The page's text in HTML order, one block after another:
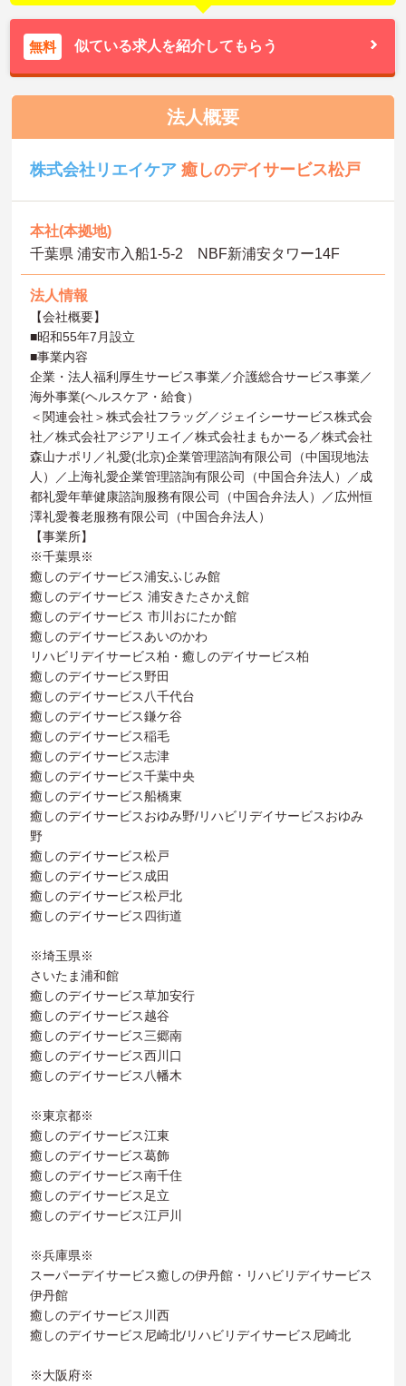
無料 似ている求人を紹介してもらう
法人概要
株式会社リエイケア癒しのデイサービス松戸
本社(本拠地)
千葉県 浦安市入船1-5-2 NBF新浦安タワー14F
法人情報
【会社概要】
■昭和55年7月設立
■事業内容
企業・法人福利厚生サービス事業／介護総合サービス事業／
海外事業(ヘルスケア・給食）
＜関連会社＞株式会社フラッグ／ジェイシーサービス株式会
社／株式会社アジアリエイ／株式会社まもかーる／株式会社
森山ナポリ／礼愛(北京)企業管理諮詢有限公司（中国現地法
人）／上海礼愛企業管理諮詢有限公司（中国合弁法人）／成
都礼愛年華健康諮詢服務有限公司（中国合弁法人）／広州恒
澤礼愛養老服務有限公司（中国合弁法人）
【事業所】
※千葉県※
癒しのデイサービス浦安ふじみ館
癒しのデイサービス 浦安きたさかえ館
癒しのデイサービス 市川おにたか館
癒しのデイサービスあいのかわ
リハビリデイサービス柏・癒しのデイサービス柏
癒しのデイサービス野田
癒しのデイサービス八千代台
癒しのデイサービス鎌ケ谷
癒しのデイサービス稲毛
癒しのデイサービス志津
癒しのデイサービス千葉中央
癒しのデイサービス船橋東
癒しのデイサービスおゆみ野/リハビリデイサービスおゆみ
野
癒しのデイサービス松戸
癒しのデイサービス成田
癒しのデイサービス松戸北
癒しのデイサービス四街道
※埼玉県※
さいたま浦和館
癒しのデイサービス草加安行
癒しのデイサービス越谷
癒しのデイサービス三郷南
癒しのデイサービス西川口
癒しのデイサービス八幡木
※東京都※
癒しのデイサービス江東
癒しのデイサービス葛飾
癒しのデイサービス南千住
癒しのデイサービス足立
癒しのデイサービス江戸川
※兵庫県※
スーパーデイサービス癒しの伊丹館・リハビリデイサービス
伊丹館
癒しのデイサービス川西
癒しのデイサービス尼崎北/リハビリデイサービス尼崎北
※大阪府※